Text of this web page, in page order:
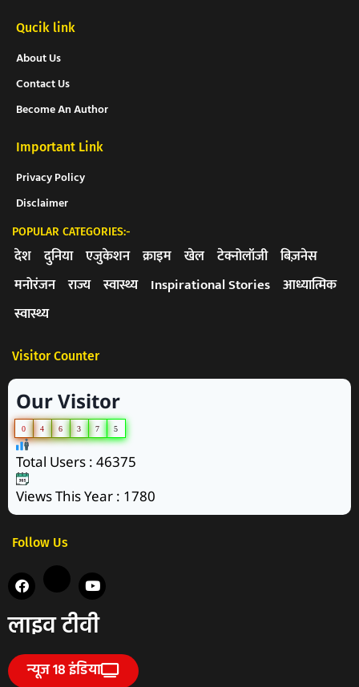
Qucik link
About Us
Contact Us
Become An Author
Important Link
Privacy Policy
Disclaimer
POPULAR CATEGORIES:-
देश दुनिया एजुकेशन क्राइम खेल टेक्नोलॉजी बिज़नेस
मनोरंजन राज्य स्वास्थ्य Inspirational Stories आध्यात्मिक
स्वास्थ्य
Visitor Counter
Our Visitor
0 4 6 3 7 5
Total Users : 46375
Views This Year : 1780
Follow Us
लाइव टीवी
न्यूज 18 इंडिया